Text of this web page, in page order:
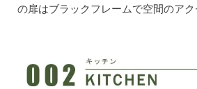
の扉はブラックフレームで空間のアク